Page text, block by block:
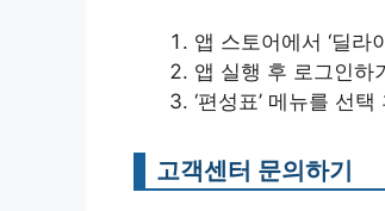
앱 스토어에서 ‘딜라
앱 실행 후 로그인하
‘편성표’ 메뉴를 선
고객센터 문의하기